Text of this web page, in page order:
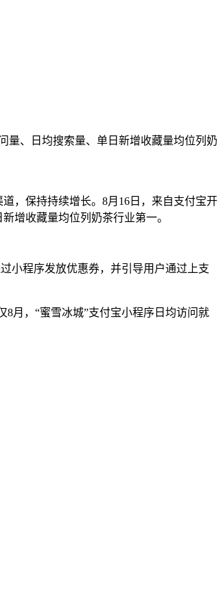
量、日均搜索量、单日新增收藏量均位列奶
，保持持续增长。8月16日，来自支付宝开
增收藏量均位列奶茶行业第一。
小程序发放优惠券，并引导用户通过上支
月，“蜜雪冰城”支付宝小程序日均访问就